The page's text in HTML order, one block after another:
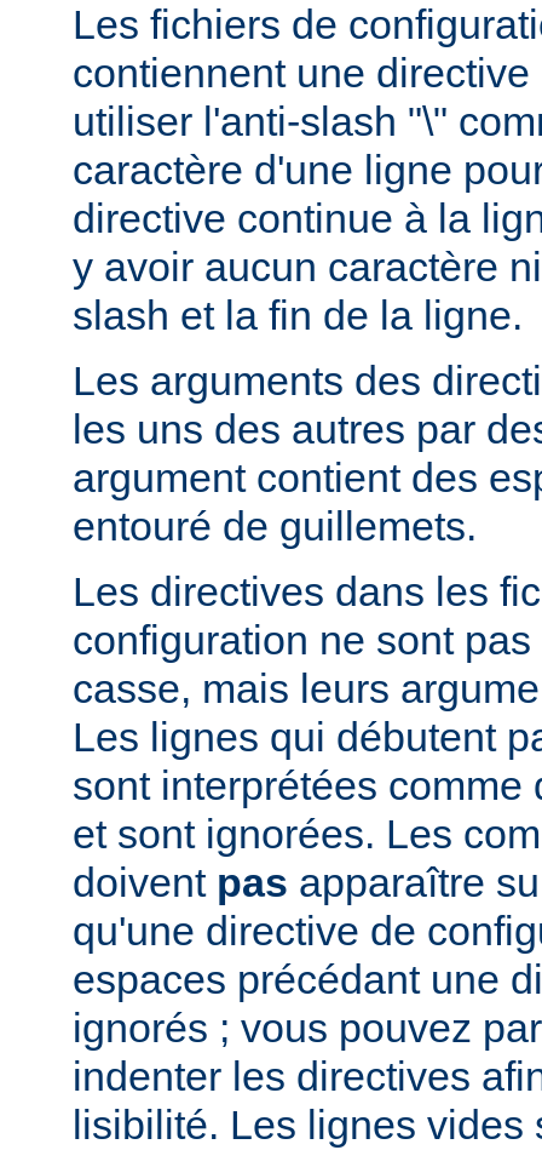
Les fichiers de
contiennent une
utiliser l'anti-slash "\"
caractère d'une ligne
directive continue à la
y avoir aucun caractère
slash et la fin de la ligne.
Les arguments des
les uns des autres par
argument contient des
entouré de guillemets.
Les directives dans les
configuration ne sont
casse, mais leurs
Les lignes qui débutent
sont interprétées comme
et sont ignorées. Les
doivent pas apparaître
qu'une directive de
espaces précédant une
ignorés ; vous pouvez
indenter les directives
lisibilité. Les lignes vides